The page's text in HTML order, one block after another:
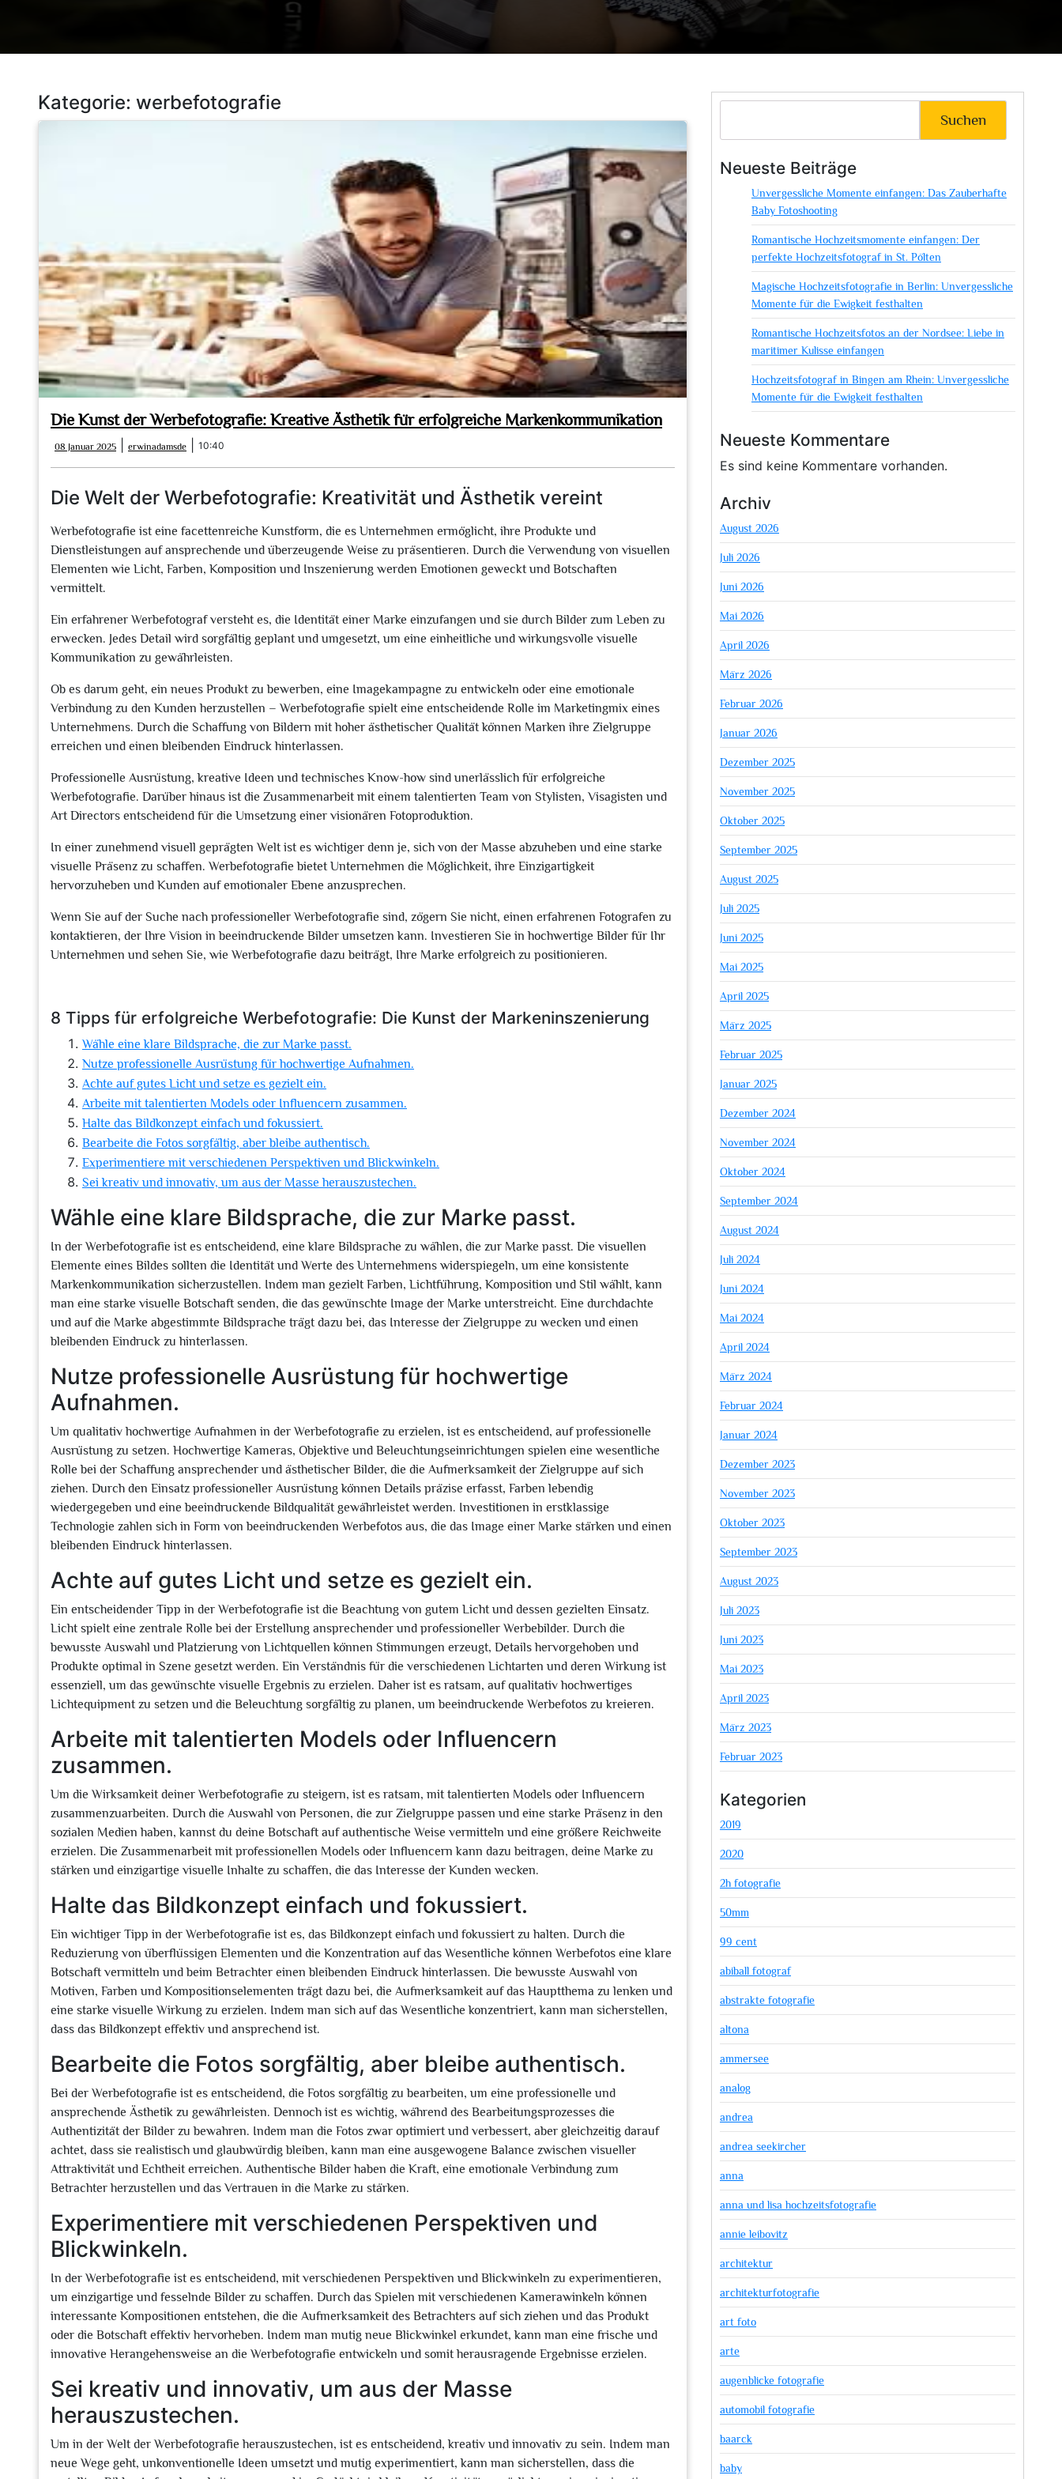
Kategorie: werbefotografie
Die Kunst der Werbefotografie: Kreative Ästhetik für erfolgreiche Markenkommunikation
08 Januar 2025
Januar
2025
erwinadamsde erwinadamsde
10:40
Die Welt der Werbefotografie: Kreativität und Ästhetik vereint
Werbefotografie ist eine facettenreiche Kunstform, die es Unternehmen ermöglicht, ihre Produkte und
Dienstleistungen auf ansprechende und überzeugende Weise zu präsentieren. Durch die Verwendung von visuellen
Elementen wie Licht, Farben, Komposition und Inszenierung werden Emotionen geweckt und Botschaften
vermittelt.
Ein erfahrener Werbefotograf versteht es, die Identität einer Marke einzufangen und sie durch Bilder zum Leben zu
erwecken. Jedes Detail wird sorgfältig geplant und umgesetzt, um eine einheitliche und wirkungsvolle visuelle
Kommunikation zu gewährleisten.
Ob es darum geht, ein neues Produkt zu bewerben, eine Imagekampagne zu entwickeln oder eine emotionale
Verbindung zu den Kunden herzustellen – Werbefotografie spielt eine entscheidende Rolle im Marketingmix eines
Unternehmens. Durch die Schaffung von Bildern mit hoher ästhetischer Qualität können Marken ihre Zielgruppe
erreichen und einen bleibenden Eindruck hinterlassen.
Professionelle Ausrüstung, kreative Ideen und technisches Know-how sind unerlässlich für erfolgreiche
Werbefotografie. Darüber hinaus ist die Zusammenarbeit mit einem talentierten Team von Stylisten, Visagisten und
Art Directors entscheidend für die Umsetzung einer visionären Fotoproduktion.
In einer zunehmend visuell geprägten Welt ist es wichtiger denn je, sich von der Masse abzuheben und eine starke
visuelle Präsenz zu schaffen. Werbefotografie bietet Unternehmen die Möglichkeit, ihre Einzigartigkeit
hervorzuheben und Kunden auf emotionaler Ebene anzusprechen.
Wenn Sie auf der Suche nach professioneller Werbefotografie sind, zögern Sie nicht, einen erfahrenen Fotografen zu
kontaktieren, der Ihre Vision in beeindruckende Bilder umsetzen kann. Investieren Sie in hochwertige Bilder für Ihr
Unternehmen und sehen Sie, wie Werbefotografie dazu beiträgt, Ihre Marke erfolgreich zu positionieren.
8 Tipps für erfolgreiche Werbefotografie: Die Kunst der Markeninszenierung
Wähle eine klare Bildsprache, die zur Marke passt.
Nutze professionelle Ausrüstung für hochwertige Aufnahmen.
Achte auf gutes Licht und setze es gezielt ein.
Arbeite mit talentierten Models oder Influencern zusammen.
Halte das Bildkonzept einfach und fokussiert.
Bearbeite die Fotos sorgfältig, aber bleibe authentisch.
Experimentiere mit verschiedenen Perspektiven und Blickwinkeln.
Sei kreativ und innovativ, um aus der Masse herauszustechen.
Wähle eine klare Bildsprache, die zur Marke passt.
In der Werbefotografie ist es entscheidend, eine klare Bildsprache zu wählen, die zur Marke passt. Die visuellen
Elemente eines Bildes sollten die Identität und Werte des Unternehmens widerspiegeln, um eine konsistente
Markenkommunikation sicherzustellen. Indem man gezielt Farben, Lichtführung, Komposition und Stil wählt, kann
man eine starke visuelle Botschaft senden, die das gewünschte Image der Marke unterstreicht. Eine durchdachte
und auf die Marke abgestimmte Bildsprache trägt dazu bei, das Interesse der Zielgruppe zu wecken und einen
bleibenden Eindruck zu hinterlassen.
Nutze professionelle Ausrüstung für hochwertige
Aufnahmen.
Um qualitativ hochwertige Aufnahmen in der Werbefotografie zu erzielen, ist es entscheidend, auf professionelle
Ausrüstung zu setzen. Hochwertige Kameras, Objektive und Beleuchtungseinrichtungen spielen eine wesentliche
Rolle bei der Schaffung ansprechender und ästhetischer Bilder, die die Aufmerksamkeit der Zielgruppe auf sich
ziehen. Durch den Einsatz professioneller Ausrüstung können Details präzise erfasst, Farben lebendig
wiedergegeben und eine beeindruckende Bildqualität gewährleistet werden. Investitionen in erstklassige
Technologie zahlen sich in Form von beeindruckenden Werbefotos aus, die das Image einer Marke stärken und einen
bleibenden Eindruck hinterlassen.
Achte auf gutes Licht und setze es gezielt ein.
Ein entscheidender Tipp in der Werbefotografie ist die Beachtung von gutem Licht und dessen gezielten Einsatz.
Licht spielt eine zentrale Rolle bei der Erstellung ansprechender und professioneller Werbebilder. Durch die
bewusste Auswahl und Platzierung von Lichtquellen können Stimmungen erzeugt, Details hervorgehoben und
Produkte optimal in Szene gesetzt werden. Ein Verständnis für die verschiedenen Lichtarten und deren Wirkung ist
essenziell, um das gewünschte visuelle Ergebnis zu erzielen. Daher ist es ratsam, auf qualitativ hochwertiges
Lichtequipment zu setzen und die Beleuchtung sorgfältig zu planen, um beeindruckende Werbefotos zu kreieren.
Arbeite mit talentierten Models oder Influencern
zusammen.
Um die Wirksamkeit deiner Werbefotografie zu steigern, ist es ratsam, mit talentierten Models oder Influencern
zusammenzuarbeiten. Durch die Auswahl von Personen, die zur Zielgruppe passen und eine starke Präsenz in den
sozialen Medien haben, kannst du deine Botschaft auf authentische Weise vermitteln und eine größere Reichweite
erzielen. Die Zusammenarbeit mit professionellen Models oder Influencern kann dazu beitragen, deine Marke zu
stärken und einzigartige visuelle Inhalte zu schaffen, die das Interesse der Kunden wecken.
Halte das Bildkonzept einfach und fokussiert.
Ein wichtiger Tipp in der Werbefotografie ist es, das Bildkonzept einfach und fokussiert zu halten. Durch die
Reduzierung von überflüssigen Elementen und die Konzentration auf das Wesentliche können Werbefotos eine klare
Botschaft vermitteln und beim Betrachter einen bleibenden Eindruck hinterlassen. Die bewusste Auswahl von
Motiven, Farben und Kompositionselementen trägt dazu bei, die Aufmerksamkeit auf das Hauptthema zu lenken und
eine starke visuelle Wirkung zu erzielen. Indem man sich auf das Wesentliche konzentriert, kann man sicherstellen,
dass das Bildkonzept effektiv und ansprechend ist.
Bearbeite die Fotos sorgfältig, aber bleibe authentisch.
Bei der Werbefotografie ist es entscheidend, die Fotos sorgfältig zu bearbeiten, um eine professionelle und
ansprechende Ästhetik zu gewährleisten. Dennoch ist es wichtig, während des Bearbeitungsprozesses die
Authentizität der Bilder zu bewahren. Indem man die Fotos zwar optimiert und verbessert, aber gleichzeitig darauf
achtet, dass sie realistisch und glaubwürdig bleiben, kann man eine ausgewogene Balance zwischen visueller
Attraktivität und Echtheit erreichen. Authentische Bilder haben die Kraft, eine emotionale Verbindung zum
Betrachter herzustellen und das Vertrauen in die Marke zu stärken.
Experimentiere mit verschiedenen Perspektiven und
Blickwinkeln.
In der Werbefotografie ist es entscheidend, mit verschiedenen Perspektiven und Blickwinkeln zu experimentieren,
um einzigartige und fesselnde Bilder zu schaffen. Durch das Spielen mit verschiedenen Kamerawinkeln können
interessante Kompositionen entstehen, die die Aufmerksamkeit des Betrachters auf sich ziehen und das Produkt
oder die Botschaft effektiv hervorheben. Indem man mutig neue Blickwinkel erkundet, kann man eine frische und
innovative Herangehensweise an die Werbefotografie entwickeln und somit herausragende Ergebnisse erzielen.
Sei kreativ und innovativ, um aus der Masse
herauszustechen.
Um in der Welt der Werbefotografie herauszustechen, ist es entscheidend, kreativ und innovativ zu sein. Indem man
neue Wege geht, unkonventionelle Ideen umsetzt und mutig experimentiert, kann man sicherstellen, dass die
Suchen
Neueste Beiträge
Unvergessliche Momente einfangen: Das Zauberhafte
Baby Fotoshooting
Romantische Hochzeitsmomente einfangen: Der
perfekte Hochzeitsfotograf in St. Pölten
Magische Hochzeitsfotografie in Berlin: Unvergessliche
Momente für die Ewigkeit festhalten
Romantische Hochzeitsfotos an der Nordsee: Liebe in
maritimer Kulisse einfangen
Hochzeitsfotograf in Bingen am Rhein: Unvergessliche
Momente für die Ewigkeit festhalten
Neueste Kommentare
Es sind keine Kommentare vorhanden.
Archiv
August 2026
Juli 2026
Juni 2026
Mai 2026
April 2026
März 2026
Februar 2026
Januar 2026
Dezember 2025
November 2025
Oktober 2025
September 2025
August 2025
Juli 2025
Juni 2025
Mai 2025
April 2025
März 2025
Februar 2025
Januar 2025
Dezember 2024
November 2024
Oktober 2024
September 2024
August 2024
Juli 2024
Juni 2024
Mai 2024
April 2024
März 2024
Februar 2024
Januar 2024
Dezember 2023
November 2023
Oktober 2023
September 2023
August 2023
Juli 2023
Juni 2023
Mai 2023
April 2023
März 2023
Februar 2023
Kategorien
2019
2020
2h fotografie
50mm
99 cent
abiball fotograf
abstrakte fotografie
altona
ammersee
analog
andrea
andrea seekircher
anna
anna und lisa hochzeitsfotografie
annie leibovitz
architektur
architekturfotografie
art foto
arte
augenblicke fotografie
automobil fotografie
baarck
baby